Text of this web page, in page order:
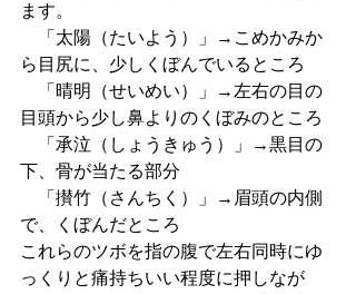
ます。
「太陽（たいよう）」→こめかみか
ら目尻に、少しくぼんでいるところ
「晴明（せいめい）」→左右の目の
目頭から少し鼻よりのくぼみのところ
「承泣（しょうきゅう）」→黒目の
下、骨が当たる部分
「攅竹（さんちく）」→眉頭の内側
で、くぼんだところ
これらのツボを指の腹で左右同時にゆ
っくりと痛持ちいい程度に押しなが